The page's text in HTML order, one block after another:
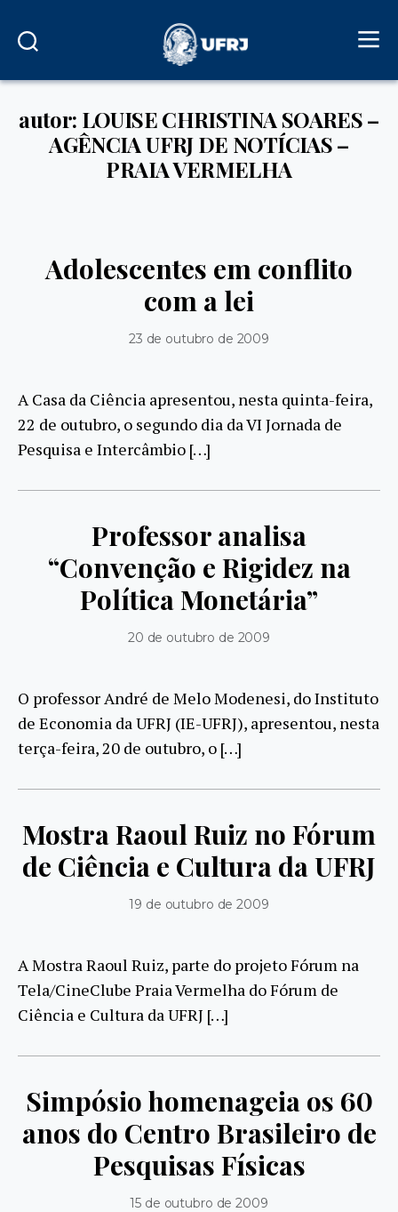
autor: LOUISE CHRISTINA SOARES –
AGÊNCIA UFRJ DE NOTÍCIAS –
PRAIA VERMELHA
Adolescentes em conflito
com a lei
23 de outubro de 2009
A Casa da Ciência apresentou, nesta quinta-feira,
22 de outubro, o segundo dia da VI Jornada de
Pesquisa e Intercâmbio […]
Professor analisa
“Convenção e Rigidez na
Política Monetária”
20 de outubro de 2009
O professor André de Melo Modenesi, do Instituto
de Economia da UFRJ (IE-UFRJ), apresentou, nesta
terça-feira, 20 de outubro, o […]
Mostra Raoul Ruiz no Fórum
de Ciência e Cultura da UFRJ
19 de outubro de 2009
A Mostra Raoul Ruiz, parte do projeto Fórum na
Tela/CineClube Praia Vermelha do Fórum de
Ciência e Cultura da UFRJ […]
Simpósio homenageia os 60
anos do Centro Brasileiro de
Pesquisas Físicas
15 de outubro de 2009